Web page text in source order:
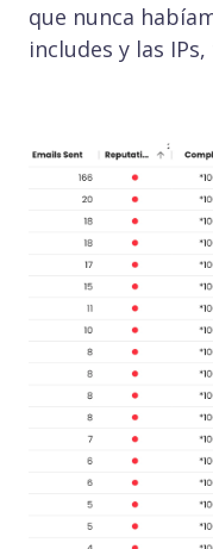
que nunca
includes y las